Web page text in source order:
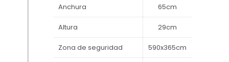
Anchura 65cm
Altura 29cm
Zona de seguridad 590x365cm